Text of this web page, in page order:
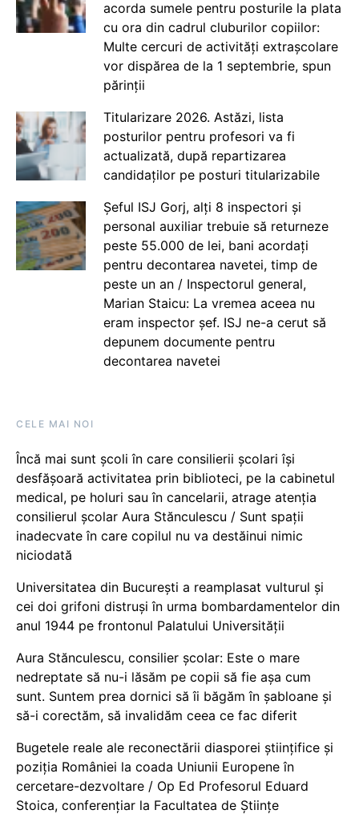
acorda sumele pentru posturile la plata
cu ora din cadrul cluburilor copiilor:
Multe cercuri de activități extrașcolare
vor dispărea de la 1 septembrie, spun
părinții
Titularizare 2026. Astăzi, lista
posturilor pentru profesori va fi
actualizată, după repartizarea
candidaților pe posturi titularizabile
Șeful ISJ Gorj, alți 8 inspectori și
personal auxiliar trebuie să returneze
peste 55.000 de lei, bani acordați
pentru decontarea navetei, timp de
peste un an / Inspectorul general,
Marian Staicu: La vremea aceea nu
eram inspector șef. ISJ ne-a cerut să
depunem documente pentru
decontarea navetei
CELE MAI NOI
Încă mai sunt școli în care consilierii școlari își
desfășoară activitatea prin biblioteci, pe la cabinetul
medical, pe holuri sau în cancelarii, atrage atenția
consilierul școlar Aura Stănculescu / Sunt spații
inadecvate în care copilul nu va destăinui nimic
niciodată
Universitatea din București a reamplasat vulturul și
cei doi grifoni distruși în urma bombardamentelor din
anul 1944 pe frontonul Palatului Universității
Aura Stănculescu, consilier școlar: Este o mare
nedreptate să nu-i lăsăm pe copii să fie așa cum
sunt. Suntem prea dornici să îi băgăm în șabloane și
să-i corectăm, să invalidăm ceea ce fac diferit
Bugetele reale ale reconectării diasporei științifice și
poziția României la coada Uniunii Europene în
cercetare-dezvoltare / Op Ed Profesorul Eduard
Stoica, conferențiar la Facultatea de Științe